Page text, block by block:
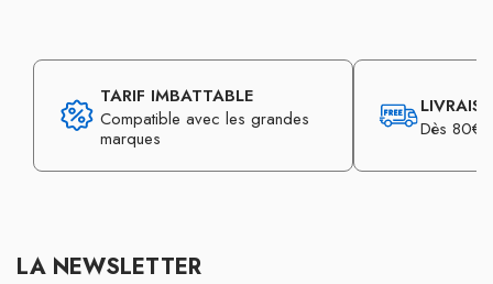
TARIF IMBATTABLE
Compatible avec les grandes
marques
Dès 80€
LA NEWSLETTER